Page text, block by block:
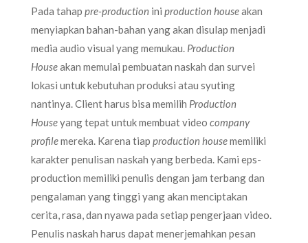
Pada tahap pre-production ini production houseakan
menyiapkan bahan-bahan yang akan disulap menjadi
media audio visual yang memukau. Production
Houseakan memulai pembuatan naskah dan survei
lokasi untuk kebutuhan produksi atau syuting
nantinya. Client harus bisa memilih Production
Houseyang tepat untuk membuat video company
profilemereka. Karena tiap production housememiliki
karakter penulisan naskah yang berbeda. Kami eps-
production memiliki penulis dengan jam terbang dan
pengalaman yang tinggi yang akan menciptakan
cerita, rasa, dan nyawa pada setiap pengerjaan video.
Penulis naskah harus dapat menerjemahkan pesan